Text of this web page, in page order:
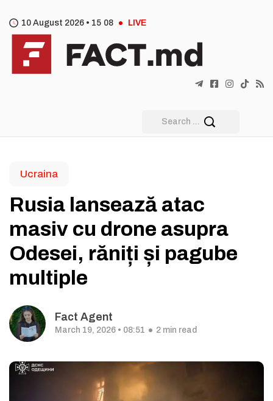
10 August 2026 • 15 08 LIVE
Ucraina
Rusia lansează atac
masiv cu drone asupra
Odesei, răniți și pagube
multiple
Fact Agent
March 19, 2026 • 08:51 2 min read